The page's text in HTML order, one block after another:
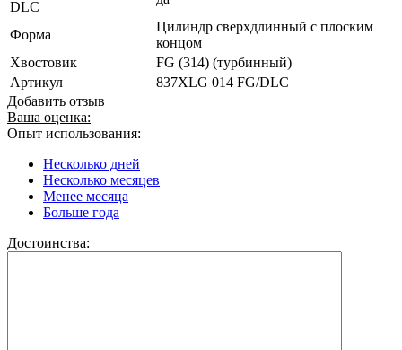
DLC
Форма
Цилиндр сверхдлинный с плоским
концом
Хвостовик
FG (314) (турбинный)
Артикул
837XLG 014 FG/DLC
Добавить отзыв
Ваша оценка:
Опыт использования:
Несколько дней
Несколько месяцев
Менее месяца
Больше года
Достоинства: